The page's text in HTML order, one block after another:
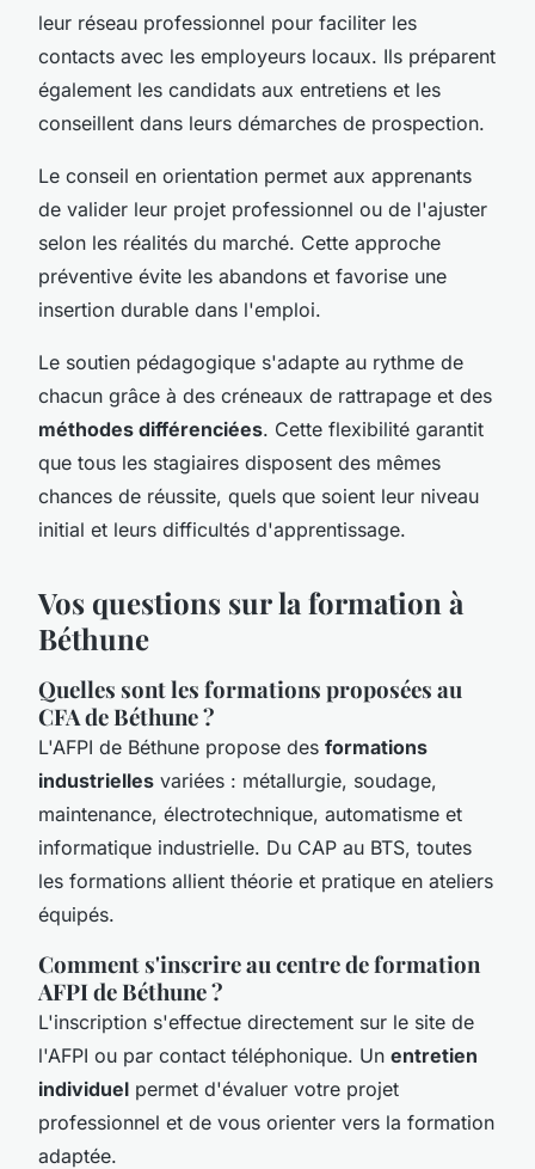
leur réseau professionnel pour faciliter les
contacts avec les employeurs locaux. Ils préparent
également les candidats aux entretiens et les
conseillent dans leurs démarches de prospection.
Le conseil en orientation permet aux apprenants
de valider leur projet professionnel ou de l'ajuster
selon les réalités du marché. Cette approche
préventive évite les abandons et favorise une
insertion durable dans l'emploi.
Le soutien pédagogique s'adapte au rythme de
chacun grâce à des créneaux de rattrapage et des
méthodes différenciées. Cette flexibilité garantit
que tous les stagiaires disposent des mêmes
chances de réussite, quels que soient leur niveau
initial et leurs difficultés d'apprentissage.
Vos questions sur la formation à
Béthune
Quelles sont les formations proposées au
CFA de Béthune ?
L'AFPI de Béthune propose des formations
industrielles variées : métallurgie, soudage,
maintenance, électrotechnique, automatisme et
informatique industrielle. Du CAP au BTS, toutes
les formations allient théorie et pratique en ateliers
équipés.
Comment s'inscrire au centre de formation
AFPI de Béthune ?
L'inscription s'effectue directement sur le site de
l'AFPI ou par contact téléphonique. Un entretien
individuel permet d'évaluer votre projet
professionnel et de vous orienter vers la formation
adaptée.